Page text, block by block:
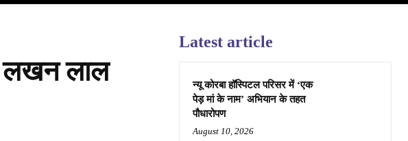
लखन लाल
Latest article
न्यू कोरबा हॉस्पिटल परिसर में ‘एक
पेड़ मां के नाम’ अभियान के तहत
पौधारोपण
August 10, 2026